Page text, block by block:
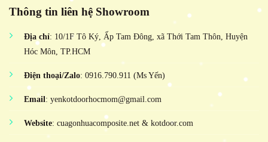
Thông tin liên hệ Showroom
Địa chỉ: 10/1F Tô Ký, Ấp Tam Đông, xã Thới Tam Thôn, Huyện
Hóc Môn, TP.HCM
Điện thoại/Zalo: 0916.790.911 (Ms Yến)
Email: yenkotdoorhocmom@gmail.com
Website: cuagonhuacomposite.net & kotdoor.com